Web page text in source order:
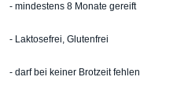
- mindestens 8 Monate gereift
- Laktosefrei, Glutenfrei
- darf bei keiner Brotzeit fehlen